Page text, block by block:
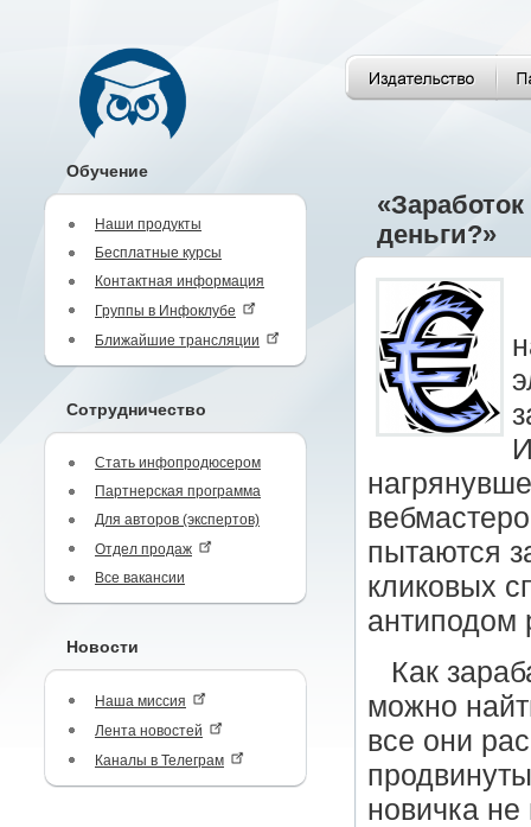
Обучение
Наши продукты
Бесплатные курсы
Контактная информация
Группы в Инфоклубе
Ближайшие трансляции
Сотрудничество
Стать инфопродюсером
Партнерская программа
Для авторов (экспертов)
Отдел продаж
Все вакансии
Новости
Наша миссия
Лента новостей
Каналы в Телеграм
деньги?»
пытаются
кликовых
антиподом
Как
можно
все они
новичка